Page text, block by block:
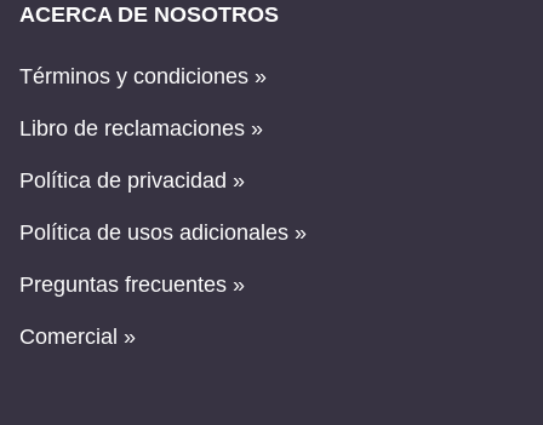
ACERCA DE NOSOTROS
Términos y condiciones »
Libro de reclamaciones »
Política de privacidad »
Política de usos adicionales »
Preguntas frecuentes »
Comercial »